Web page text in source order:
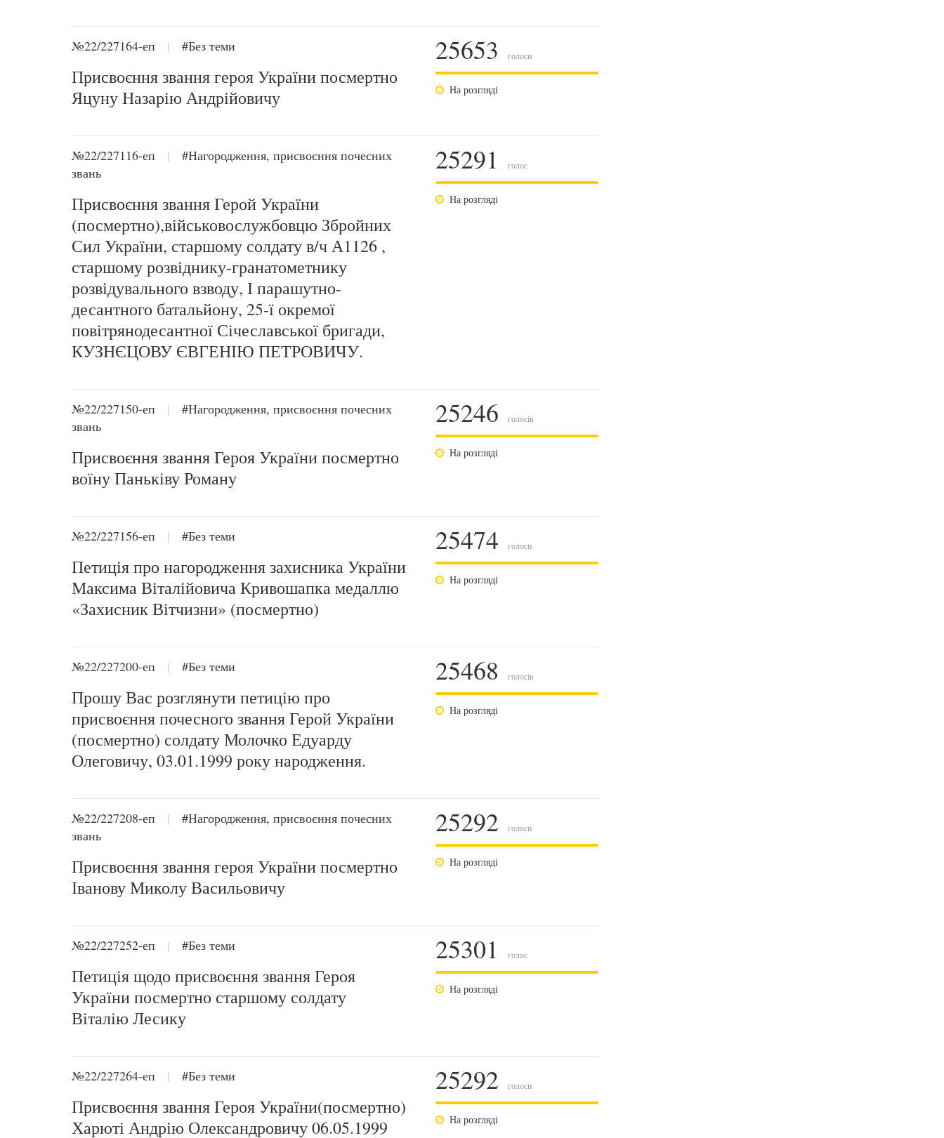
№22/227164-еп | #Без теми
Присвоєння звання героя України посмертно
Яцуну Назарію Андрійовичу
25653 голоси
На розгляді
№22/227116-еп |
#Нагородження, присвоєння почесних
звань
Присвоєння звання Герой України
(посмертно),військовослужбовцю Збройних
Сил України, старшому солдату в/ч А1126 ,
старшому розвіднику-гранатометнику
розвідувального взводу, І парашутно-
десантного батальйону, 25-ї окремої
повітрянодесантної Січеславської бригади,
КУЗНЄЦОВУ ЄВГЕНІЮ ПЕТРОВИЧУ.
25291 голос
На розгляді
№22/227150-еп |
#Нагородження, присвоєння почесних
звань
Присвоєння звання Героя України посмертно
воїну Паньківу Роману
25246 голосів
На розгляді
№22/227156-еп | #Без теми
Петиція про нагородження захисника України
Максима Віталійовича Кривошапка медаллю
«Захисник Вітчизни» (посмертно)
25474 голоси
На розгляді
№22/227200-еп | #Без теми
Прошу Вас розглянути петицію про
присвоєння почесного звання Герой України
(посмертно) солдату Молочко Едуарду
Олеговичу, 03.01.1999 року народження.
25468 голосів
На розгляді
№22/227208-еп |
#Нагородження, присвоєння почесних
звань
Присвоєння звання героя України посмертно
Іванову Миколу Васильовичу
25292 голоси
На розгляді
№22/227252-еп | #Без теми
Петиція щодо присвоєння звання Героя
України посмертно старшому солдату
Віталію Лесику
25301 голос
На розгляді
№22/227264-еп | #Без теми
Присвоєння звання Героя України(посмертно)
Харюті Андрію Олександровичу 06.05.1999
25292 голоси
На розгляді